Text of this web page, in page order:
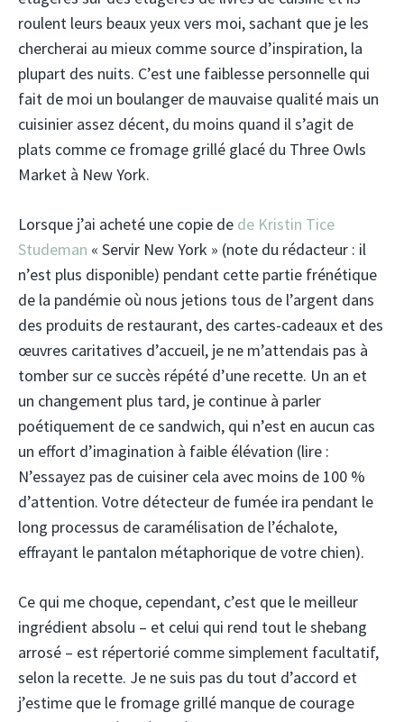
roulent leurs beaux yeux vers moi, sachant que je les
chercherai au mieux comme source d’inspiration, la
plupart des nuits. C’est une faiblesse personnelle qui
fait de moi un boulanger de mauvaise qualité mais un
cuisinier assez décent, du moins quand il s’agit de
plats comme ce fromage grillé glacé du Three Owls
Market à New York.
Lorsque j’ai acheté une copie de de Kristin Tice
Studeman « Servir New York » (note du rédacteur : il
n’est plus disponible) pendant cette partie frénétique
de la pandémie où nous jetions tous de l’argent dans
des produits de restaurant, des cartes-cadeaux et des
œuvres caritatives d’accueil, je ne m’attendais pas à
tomber sur ce succès répété d’une recette. Un an et
un changement plus tard, je continue à parler
poétiquement de ce sandwich, qui n’est en aucun cas
un effort d’imagination à faible élévation (lire :
N’essayez pas de cuisiner cela avec moins de 100 %
d’attention. Votre détecteur de fumée ira pendant le
long processus de caramélisation de l’échalote,
effrayant le pantalon métaphorique de votre chien).
Ce qui me choque, cependant, c’est que le meilleur
ingrédient absolu – et celui qui rend tout le shebang
arrosé – est répertorié comme simplement facultatif,
selon la recette. Je ne suis pas du tout d’accord et
j’estime que le fromage grillé manque de courage